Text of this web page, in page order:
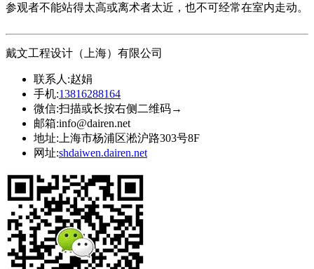
参观者不能站得太高或离术者太近，也不可经常在室内走动。
戴文工程设计（上海）有限公司
联系人:赵娟
手机:13816288164
微信:扫描或长按右侧二维码→
邮箱:info@dairen.net
地址: 上海市杨浦区淞沪路303号8F
网址:shdaiwen.dairen.net